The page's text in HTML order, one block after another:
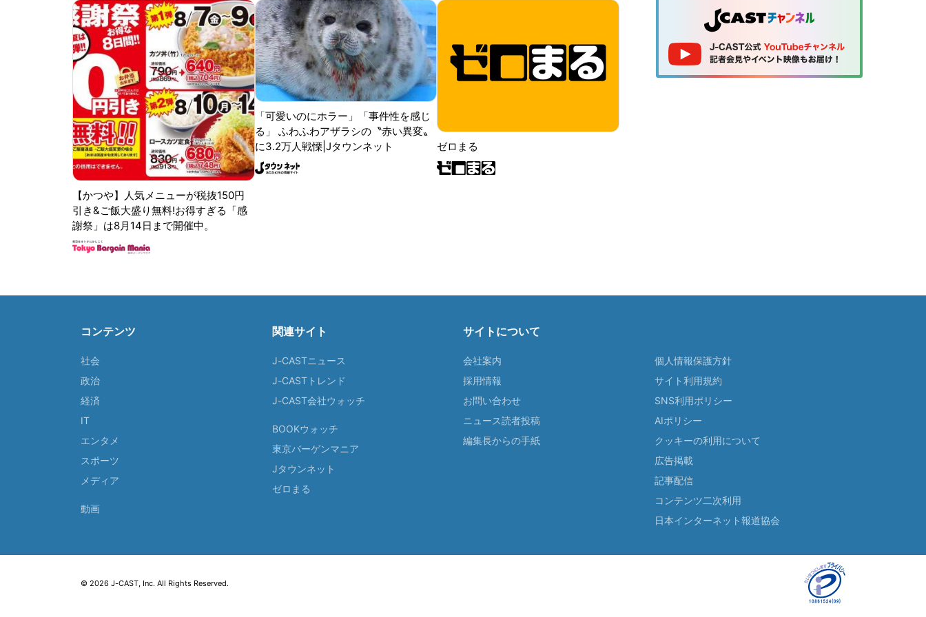
【かつや】人気メニューが税抜150円
引き&ご飯大盛り無料!お得すぎる「感
謝祭」は8月14日まで開催中。
「可愛いのにホラー」「事件性を感じ
る」 ふわふわアザラシの〝赤い異変〟
に3.2万人戦慄|Jタウンネット
ゼロまる
コンテンツ
社会
政治
経済
IT
エンタメ
スポーツ
メディア
動画
関連サイト
J-CASTニュース
J-CASTトレンド
J-CAST会社ウォッチ
BOOKウォッチ
東京バーゲンマニア
Jタウンネット
ゼロまる
サイトについて
会社案内
採用情報
お問い合わせ
ニュース読者投稿
編集長からの手紙
個人情報保護方針
サイト利用規約
SNS利用ポリシー
AIポリシー
クッキーの利用について
広告掲載
記事配信
コンテンツ二次利用
日本インターネット報道協会
© 2026 J-CAST, Inc. All Rights Reserved.